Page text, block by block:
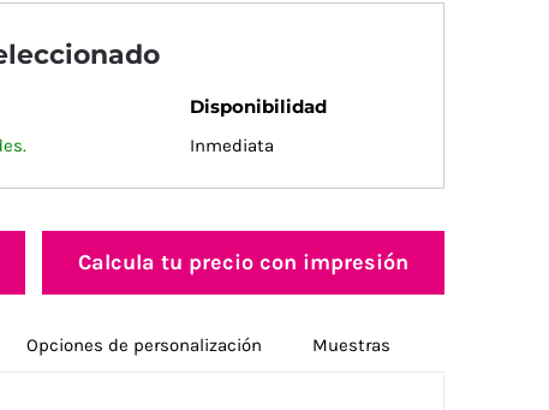
Disponibilidad
Inmediata
Calcula tu precio con impresión
Opciones de personalización Muestras